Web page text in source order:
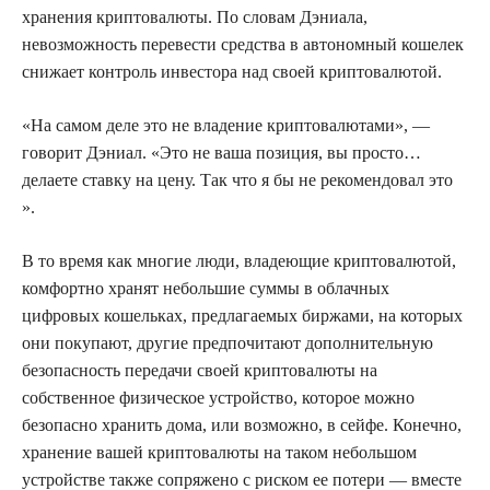
хранения криптовалюты. По словам Дэниала,
невозможность перевести средства в автономный кошелек
снижает контроль инвестора над своей криптовалютой.
«На самом деле это не владение криптовалютами», —
говорит Дэниал. «Это не ваша позиция, вы просто…
делаете ставку на цену. Так что я бы не рекомендовал это
».
В то время как многие люди, владеющие криптовалютой,
комфортно хранят небольшие суммы в облачных
цифровых кошельках, предлагаемых биржами, на которых
они покупают, другие предпочитают дополнительную
безопасность передачи своей криптовалюты на
собственное физическое устройство, которое можно
безопасно хранить дома, или возможно, в сейфе. Конечно,
хранение вашей криптовалюты на таком небольшом
устройстве также сопряжено с риском ее потери — вместе